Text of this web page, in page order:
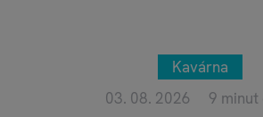
Kavárna
03. 08. 2026
9 minut